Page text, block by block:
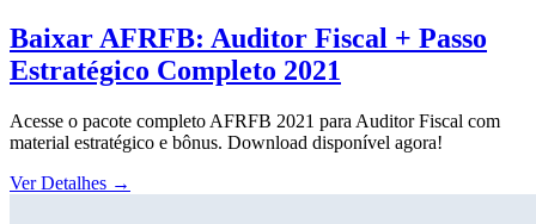
Baixar AFRFB: Auditor Fiscal + Passo
Estratégico Completo 2021
Acesse o pacote completo AFRFB 2021 para Auditor Fiscal com
material estratégico e bônus. Download disponível agora!
Ver Detalhes →